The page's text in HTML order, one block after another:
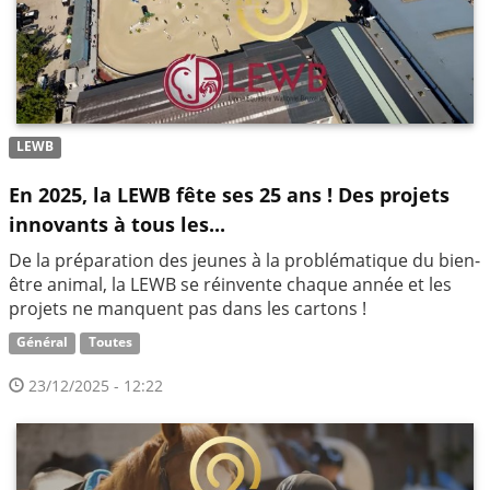
LEWB
En 2025, la LEWB fête ses 25 ans ! Des projets
innovants à tous les...
De la préparation des jeunes à la problématique du bien-
être animal, la LEWB se réinvente chaque année et les
projets ne manquent pas dans les cartons !
Général Toutes
23/12/2025 - 12:22